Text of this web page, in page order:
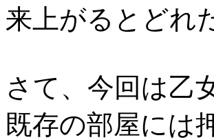
来上がるとどれ
さて、今回は乙
既存の部屋には